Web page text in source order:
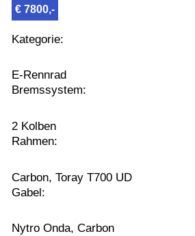
€ 7800,-
Kategorie:
E-Rennrad
Bremssystem:
2 Kolben
Rahmen:
Carbon, Toray T700 UD
Gabel:
Nytro Onda, Carbon